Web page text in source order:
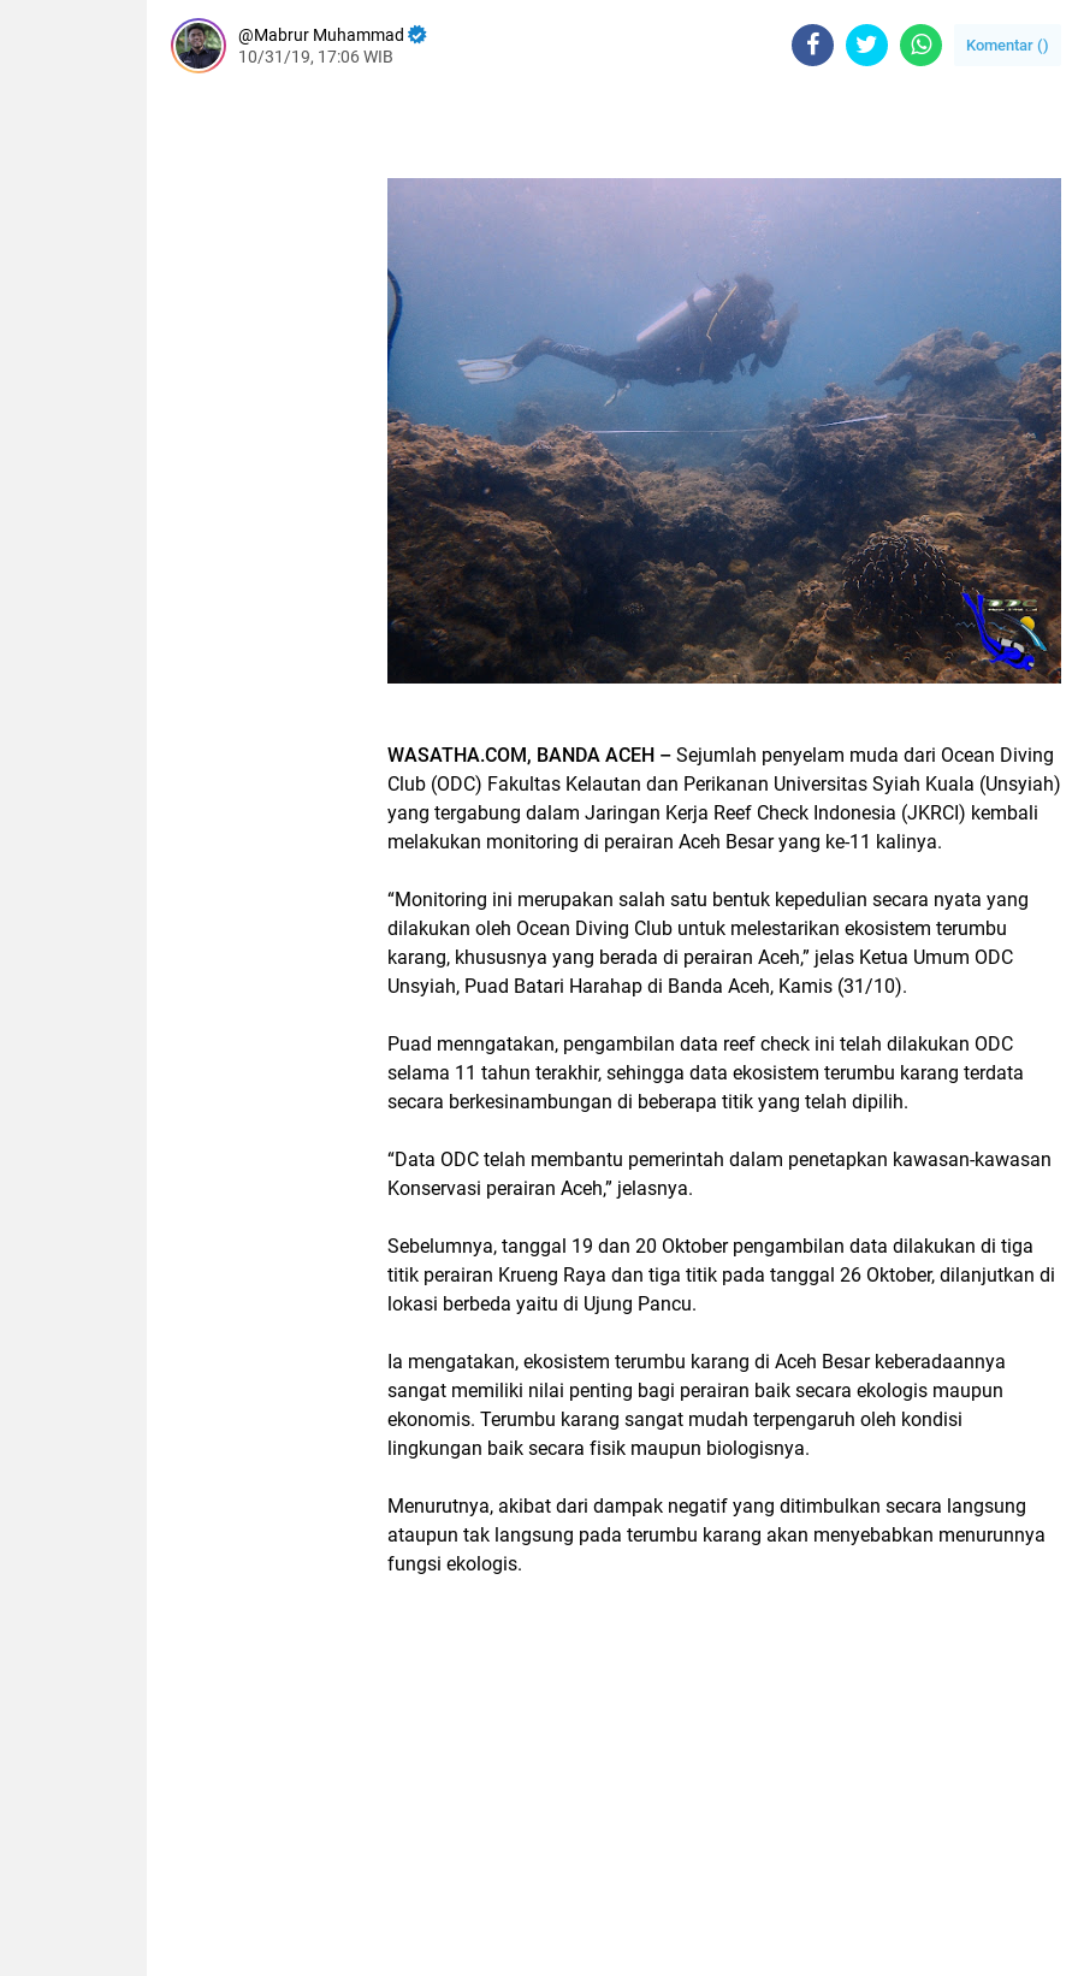
Mabrur Muhammad
10/31/19, 17:06 WIB
Komentar ()
WASATHA.COM, BANDA ACEH – Sejumlah penyelam muda dari Ocean Diving
Club (ODC) Fakultas Kelautan dan Perikanan Universitas Syiah Kuala (Unsyiah)
yang tergabung dalam Jaringan Kerja Reef Check Indonesia (JKRCI) kembali
melakukan monitoring di perairan Aceh Besar yang ke-11 kalinya.
“Monitoring ini merupakan salah satu bentuk kepedulian secara nyata yang
dilakukan oleh Ocean Diving Club untuk melestarikan ekosistem terumbu
karang, khususnya yang berada di perairan Aceh,” jelas Ketua Umum ODC
Unsyiah, Puad Batari Harahap di Banda Aceh, Kamis (31/10).
Puad menngatakan, pengambilan data reef check ini telah dilakukan ODC
selama 11 tahun terakhir, sehingga data ekosistem terumbu karang terdata
secara berkesinambungan di beberapa titik yang telah dipilih.
“Data ODC telah membantu pemerintah dalam penetapkan kawasan-kawasan
Konservasi perairan Aceh,” jelasnya.
Sebelumnya, tanggal 19 dan 20 Oktober pengambilan data dilakukan di tiga
titik perairan Krueng Raya dan tiga titik pada tanggal 26 Oktober, dilanjutkan di
lokasi berbeda yaitu di Ujung Pancu.
Ia mengatakan, ekosistem terumbu karang di Aceh Besar keberadaannya
sangat memiliki nilai penting bagi perairan baik secara ekologis maupun
ekonomis. Terumbu karang sangat mudah terpengaruh oleh kondisi
lingkungan baik secara fisik maupun biologisnya.
Menurutnya, akibat dari dampak negatif yang ditimbulkan secara langsung
ataupun tak langsung pada terumbu karang akan menyebabkan menurunnya
fungsi ekologis.